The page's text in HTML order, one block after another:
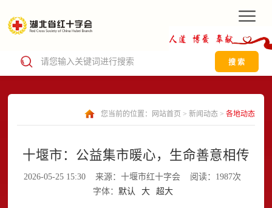
搜 索
您当前的位置： 网站首页 > 新闻动态> 各地动态
十堰市：公益集市暖心，生命善意相传
2026-05-25 15:30 来源：十堰市红十字会
阅读：1987次
字体： 默认 大 超大